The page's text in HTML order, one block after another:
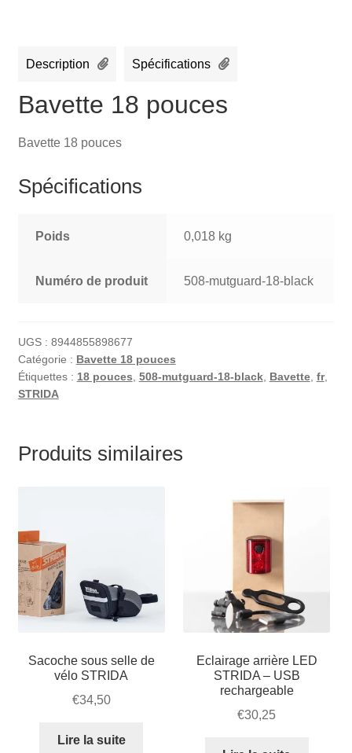
Description Spécifications
Bavette 18 pouces
Bavette 18 pouces
Spécifications
Poids 0,018 kg
Numéro de produit 508-mutguard-18-black
UGS : 8944855898677
Catégorie : Bavette 18 pouces
Étiquettes : 18 pouces 508-mutguard-18-black, Bavette, fr,
STRIDA
Produits similaires
Sacoche sous selle de
vélo STRIDA
€34,50
Lire la suite
Eclairage arrière LED
STRIDA – USB
rechargeable
€30,25